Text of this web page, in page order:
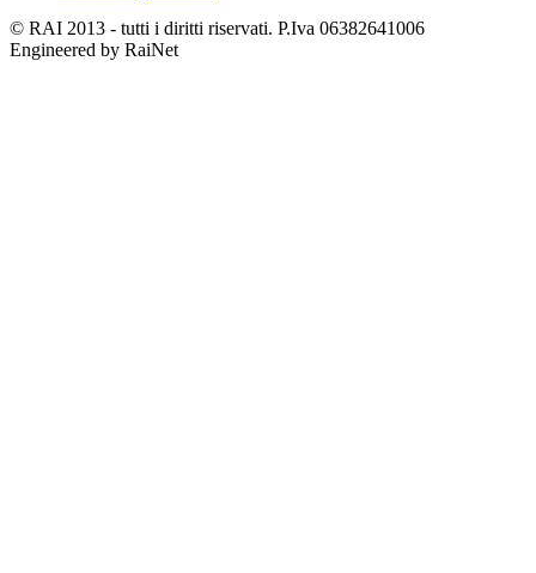
© RAI 2013 - tutti i diritti riservati. P.Iva 06382641006
Engineered by RaiNet